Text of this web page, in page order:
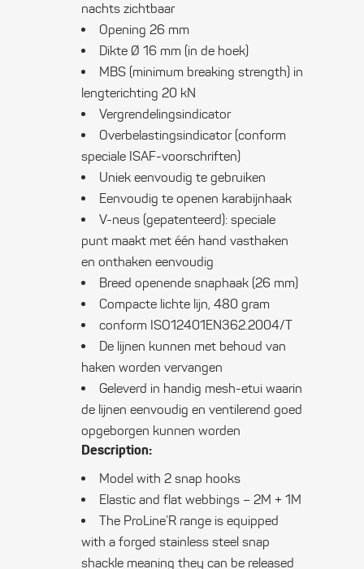
nachts zichtbaar
Opening 26 mm
Dikte Ø 16 mm (in de hoek)
MBS (minimum breaking strength) in
lengterichting 20 kN
Vergrendelingsindicator
Overbelastingsindicator (conform
speciale ISAF-voorschriften)
Uniek eenvoudig te gebruiken
Eenvoudig te openen karabijnhaak
V-neus (gepatenteerd): speciale
punt maakt met één hand vasthaken
en onthaken eenvoudig
Breed openende snaphaak (26 mm)
Compacte lichte lijn, 480 gram
conform ISO12401EN362.2004/T
De lijnen kunnen met behoud van
haken worden vervangen
Geleverd in handig mesh-etui waarin
de lijnen eenvoudig en ventilerend goed
opgeborgen kunnen worden
Description:
Model with 2 snap hooks
Elastic and flat webbings – 2M + 1M
The ProLine’R range is equipped
with a forged stainless steel snap
shackle meaning they can be released